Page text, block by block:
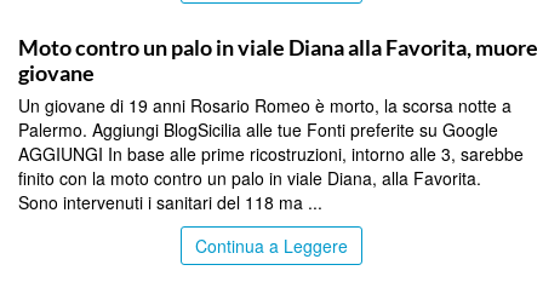
Moto contro un palo in viale Diana alla Favorita, muore
giovane
Un giovane di 19 anni Rosario Romeo è morto, la scorsa notte a
Palermo. Aggiungi BlogSicilia alle tue Fonti preferite su Google
AGGIUNGI In base alle prime ricostruzioni, intorno alle 3, sarebbe
finito con la moto contro un palo in viale Diana, alla Favorita.
Sono intervenuti i sanitari del 118 ma ...
Continua a Leggere